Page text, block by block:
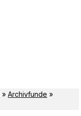
Archivfunde